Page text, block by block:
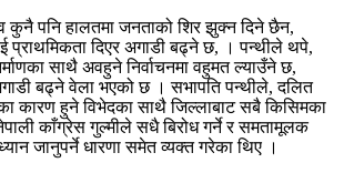
पनि हालतमा जनताको शिर झुक्न दिने छैन,
प्राथमिकता दिएर अगाडी बढ्ने छ, । पन्थीले थपे,
साथै अवहुने निर्वाचनमा वहुमत ल्याउँने छ,
बढ्ने वेला भएको छ । सभापति पन्थीले, दलित
कारण हुने विभेदका साथै जिल्लाबाट सबै किसिमका
काँग्रेस गुल्मीले सधै बिरोध गर्ने र समतामूलक
जानुपर्ने धारणा समेत व्यक्त गरेका थिए ।